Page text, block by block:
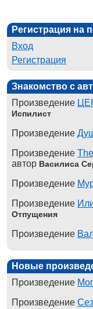
Регистрация на
Вход
Регистрация
Знакомство с
Произведение
Испилист
Произведение
Произведение
автор Василиса
Произведение
Произведение
Отпущения
Произведение
Новые
Произведение
Произведение